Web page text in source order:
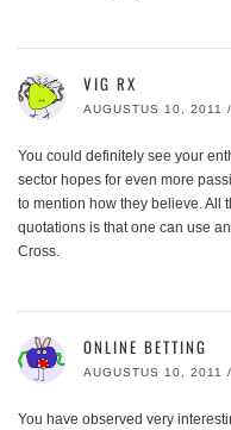
VIG RX
AUGUSTUS 10, 2011
You could definitely see your
sector hopes for even more
to mention how they believe. All
quotations is that one can use
Cross.
ONLINE BETTING
AUGUSTUS 10, 2011
You have observed very